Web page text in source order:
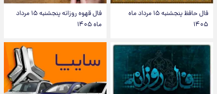
فال حافظ پنجشنبه ۱۵ مرداد ماه
۱۴۰۵
فال قهوه روزانه پنجشنبه ۱۵ مرداد
ماه ۱۴۰۵